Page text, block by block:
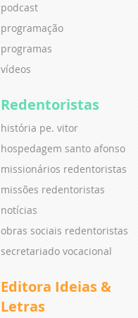
podcast
programação
programas
vídeos
Redentoristas
história pe. vitor
hospedagem santo afonso
missionários redentoristas
missões redentoristas
notícias
obras sociais redentoristas
secretariado vocacional
Editora Ideias &
Letras